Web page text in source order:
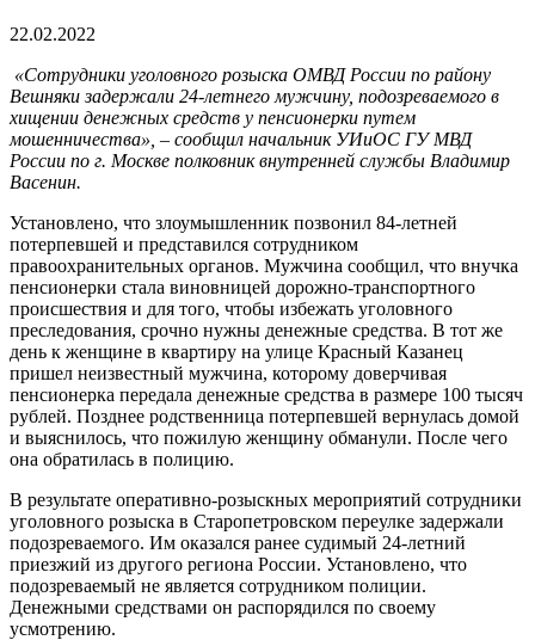
22.02.2022
«Сотрудники уголовного розыска ОМВД России по району
Вешняки задержали 24-летнего мужчину, подозреваемого в
хищении денежных средств у пенсионерки путем
мошенничества», – сообщил начальник УИиОС ГУ МВД
России по г. Москве полковник внутренней службы Владимир
Васенин.
Установлено, что злоумышленник позвонил 84-летней
потерпевшей и представился сотрудником
правоохранительных органов. Мужчина сообщил, что внучка
пенсионерки стала виновницей дорожно-транспортного
происшествия и для того, чтобы избежать уголовного
преследования, срочно нужны денежные средства. В тот же
день к женщине в квартиру на улице Красный Казанец
пришел неизвестный мужчина, которому доверчивая
пенсионерка передала денежные средства в размере 100 тысяч
рублей. Позднее родственница потерпевшей вернулась домой
и выяснилось, что пожилую женщину обманули. После чего
она обратилась в полицию.
В результате оперативно-розыскных мероприятий сотрудники
уголовного розыска в Старопетровском переулке задержали
подозреваемого. Им оказался ранее судимый 24-летний
приезжий из другого региона России. Установлено, что
подозреваемый не является сотрудником полиции.
Денежными средствами он распорядился по своему
усмотрению.